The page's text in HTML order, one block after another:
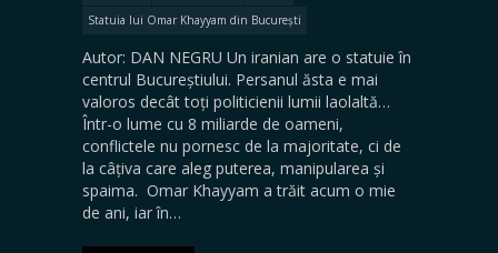
Statuia lui Omar Khayyam din București
Autor: DAN NEGRU Un iranian are o statuie în
centrul Bucureștiului. Persanul ăsta e mai
valoros decât toți politicienii lumii laolaltă…
Într-o lume cu 8 miliarde de oameni,
conflictele nu pornesc de la majoritate, ci de
la câțiva care aleg puterea, manipularea și
spaima. Omar Khayyam a trăit acum o mie
de ani, iar în…